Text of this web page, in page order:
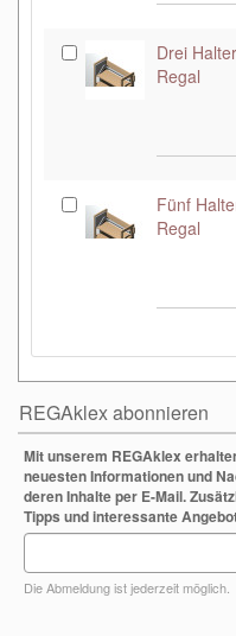
Drei
Regal
Fünf
Regal
REGAklex abonnieren
Mit unserem REGAklex
neuesten Informationen und
deren Inhalte per E-Mail.
Tipps und interessante
Die Abmeldung ist jederzeit möglich.